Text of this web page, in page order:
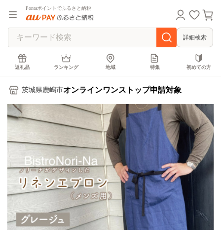
Pontaポイントでふるさと納税
詳細検索
返礼品 ランキング 地域 特集 初めての方
茨城県鹿嶋市オンラインワンストップ申請対象